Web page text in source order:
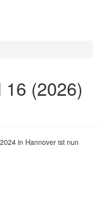
(2026)
in Hannover ist nun